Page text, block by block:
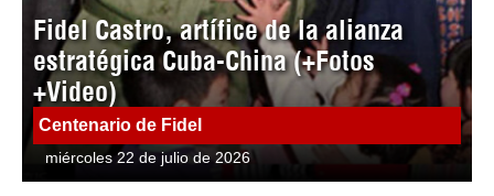
Fidel Castro, artífice de la alianza
estratégica Cuba-China (+Fotos
+Video)
Centenario de Fidel
miércoles 22 de julio de 2026